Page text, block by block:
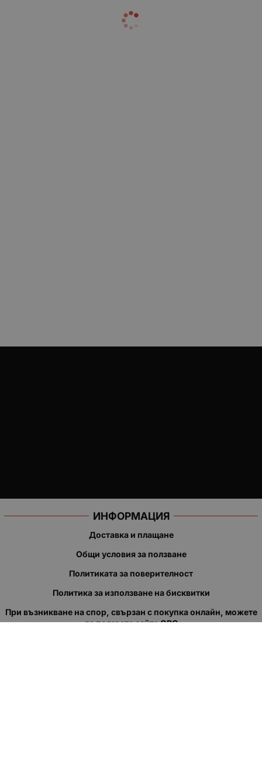
ИНФОРМАЦИЯ
Доставка и плащане
Общи условия за ползване
Политиката за поверителност
Политика за използване на бисквитки
При възникване на спор, свързан с покупка онлайн, можете
да ползвате сайта ОРС